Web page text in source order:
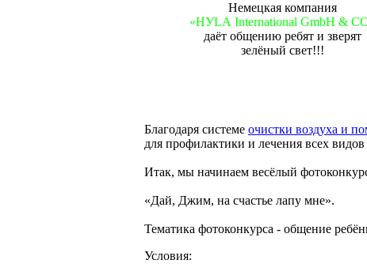
Немецкая компания
«НУLА International GmbH &
даёт общению ребят и зверят
зелёный свет!!!
Благодаря системе очистки воздуха и
для профилактики и лечения всех
Итак, мы начинаем весёлый
«Дай, Джим, на счастье лапу мне».
Тематика фотоконкурса - общение
Условия: